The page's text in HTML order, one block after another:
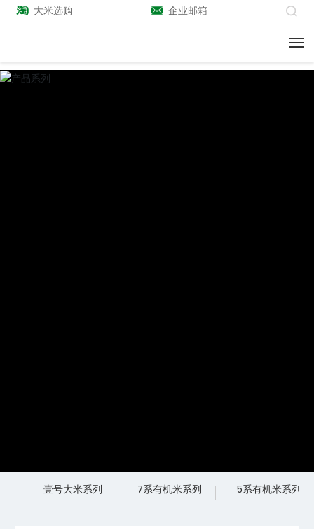
大米选购 企业邮箱
关于我们
壹号大米系列 7系有机米系列 5系有机米系列